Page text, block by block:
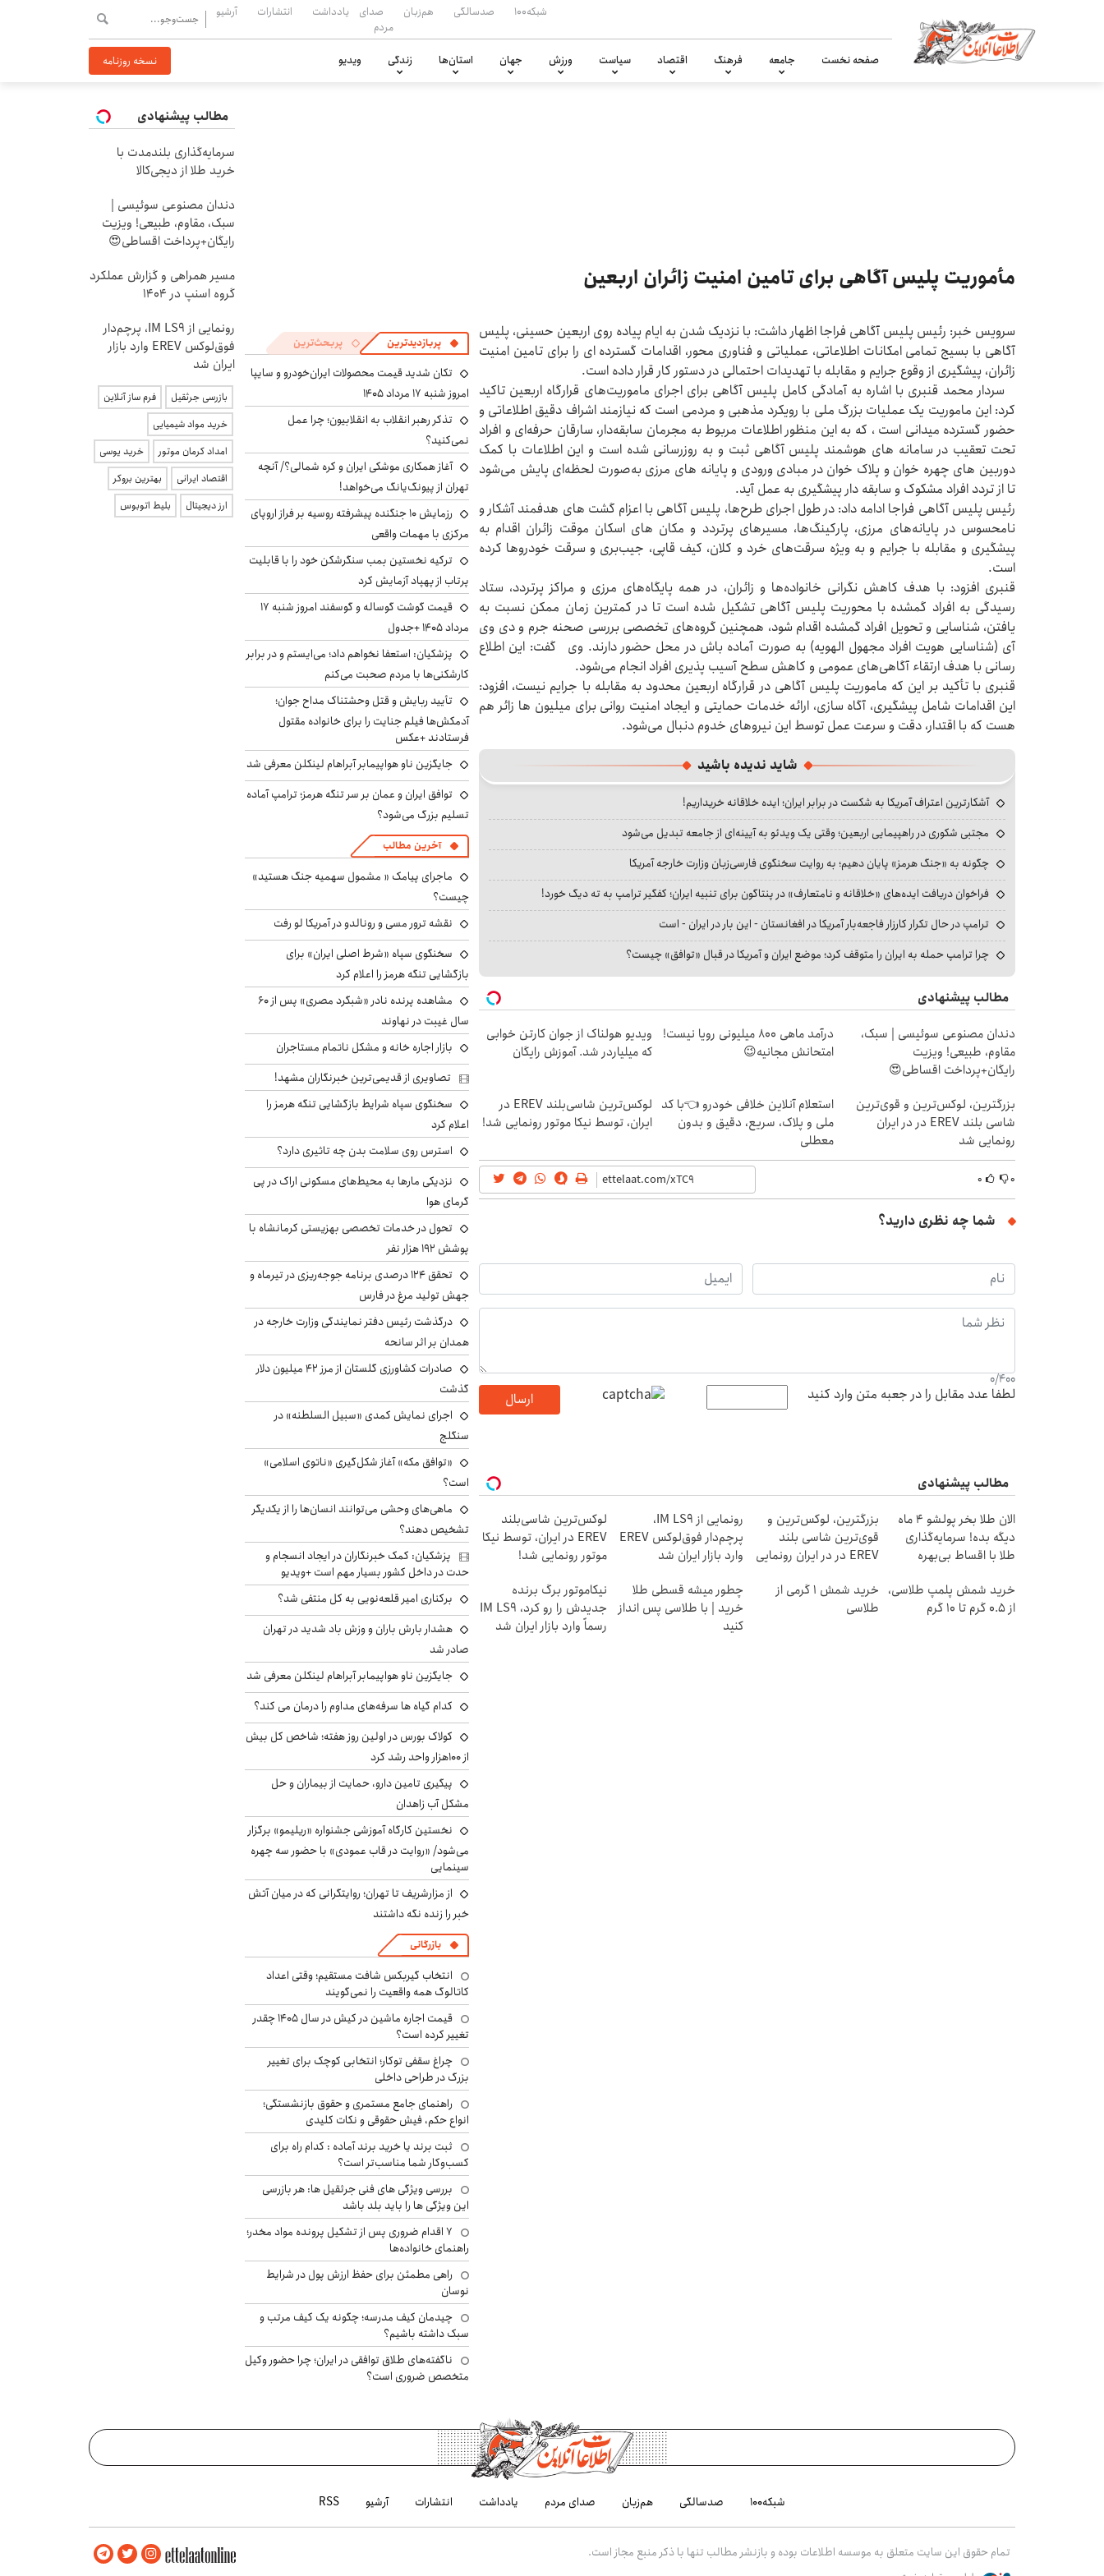
شبکه۱۰۰ صدسالگی هم‌زبان
صدای
مردم
یادداشت انتشارات آرشیو
صفحه نخست جامعه فرهنگ اقتصاد سیاست ورزش جهان استان‌ها زندگی ویدیو نسخه روزنامه
مأموریت پلیس آگاهی برای تامین امنیت زائران اربعین
سرویس خبر: رئیس پلیس آگاهی فراجا اظهار داشت: با نزدیک شدن به ایام پیاده روی اربعین حسینی، پلیس
آگاهی با بسیج تمامی امکانات اطلاعاتی، عملیاتی و فناوری محور، اقدامات گسترده ای را برای تامین امنیت
زائران، پیشگیری از وقوع جرایم و مقابله با تهدیدات احتمالی در دستور کار قرار داده است.
سردار محمد قنبری با اشاره به آمادگی کامل پلیس آگاهی برای اجرای ماموریت‌های قرارگاه اربعین تاکید
کرد: این ماموریت یک عملیات بزرگ ملی با رویکرد مذهبی و مردمی است که نیازمند اشراف دقیق اطلاعاتی و
حضور گسترده میدانی است ، که به این منظور اطلاعات مربوط به مجرمان سابقه‌دار، سارقان حرفه‌ای و افراد
تحت تعقیب در سامانه های هوشمند پلیس آگاهی ثبت و به روزرسانی شده است و این اطلاعات با کمک
دوربین های چهره خوان و پلاک خوان در مبادی ورودی و پایانه های مرزی به‌صورت لحظه‌ای پایش می‌شود
تا از تردد افراد مشکوک و سابقه دار پیشگیری به عمل آید.
رئیس پلیس آگاهی فراجا ادامه داد: در طول اجرای طرح‌ها، پلیس آگاهی با اعزام گشت های هدفمند آشکار و
نامحسوس در پایانه‌های مرزی، پارکینگ‌ها، مسیرهای پرتردد و مکان های اسکان موقت زائران اقدام به
پیشگیری و مقابله با جرایم و به ویژه سرقت‌های خرد و کلان، کیف قاپی، جیب‌بری و سرقت خودروها کرده
است.
قنبری افزود: با هدف کاهش نگرانی خانواده‌ها و زائران، در همه پایگاه‌های مرزی و مراکز پرتردد، ستاد
رسیدگی به افراد گمشده با محوریت پلیس آگاهی تشکیل شده است تا در کمترین زمان ممکن نسبت به
یافتن، شناسایی و تحویل افراد گمشده اقدام شود، همچنین گروه‌های تخصصی بررسی صحنه جرم و دی وی
آی (شناسایی هویت افراد مجهول الهویه) به صورت آماده باش در محل حضور دارند. وی گفت: این اطلاع
رسانی با هدف ارتقاء آگاهی‌های عمومی و کاهش سطح آسیب پذیری افراد انجام می‌شود.
قنبری با تأکید بر این که ماموریت پلیس آگاهی در قرارگاه اربعین محدود به مقابله با جرایم نیست، افزود:
این اقدامات شامل پیشگیری، آگاه سازی، ارائه خدمات حمایتی و ایجاد امنیت روانی برای میلیون ها زائر هم
هست که با اقتدار، دقت و سرعت عمل توسط این نیروهای خدوم دنبال می‌شود.
شاید ندیده باشید
آشکارترین اعتراف آمریکا به شکست در برابر ایران؛ ایده خلاقانه خریداریم!
مجتبی شکوری در راهپیمایی اربعین؛ وقتی یک ویدئو به آیینه‌ای از جامعه تبدیل می‌شود
چگونه به «جنگ هرمز» پایان دهیم؛ به روایت سخنگوی فارسی‌زبان وزارت خارجه آمریکا
فراخوان دریافت ایده‌های «خلاقانه و نامتعارف» در پنتاگون برای تنبیه ایران؛ کفگیر ترامپ به ته دیگ خورد!
ترامپ در حال تکرار کارزار فاجعه‌بار آمریکا در افغانستان - این بار در ایران - است
چرا ترامپ حمله به ایران را متوقف کرد؛ موضع ایران و آمریکا در قبال «توافق» چیست؟
مطالب پیشنهادی
دندان مصنوعی سوئیسی | سبک،
مقاوم، طبیعی! ویزیت
رایگان+پرداخت اقساطی😍
درآمد ماهی 800 میلیونی رویا نیست!
امتحانش مجانیه😉
ویدیو هولناک از جوان کارتن خوابی
که میلیاردر شد. آموزش رایگان
بزرگترین، لوکس‌ترین و قوی‌ترین
شاسی بلند EREV در در ایران
رونمایی شد
استعلام آنلاین خلافی خودرو 👈با کد
ملی و پلاک، سریع، دقیق و بدون
معطلی
لوکس‌ترین شاسی‌بلند EREV در
ایران، توسط نیکا موتور رونمایی شد!
۰ ۰
شما چه نظری دارید؟
0/400
لطفا عدد مقابل را در جعبه متن وارد کنید ارسال
مطالب پیشنهادی
الان طلا بخر پولشو 4 ماه
دیگه بده! سرمایه‌گذاری
طلا با اقساط بی‌بهره
بزرگترین، لوکس‌ترین و
قوی‌ترین شاسی بلند
EREV در در ایران رونمایی
رونمایی از IM LS9،
پرچم‌دار فوق‌لوکس EREV
وارد بازار ایران شد
لوکس‌ترین شاسی‌بلند
EREV در ایران، توسط نیکا
موتور رونمایی شد!
خرید شمش پلمپ طلاسی،
از ۰.۵ گرم تا ۱۰ گرم
خرید شمش 1 گرمی از
طلاسی
چطور میشه قسطی طلا
خرید | با طلاسی پس انداز
کنید
نیکاموتور برگ برنده
جدیدش را رو کرد، IM LS9
رسماً وارد بازار ایران شد
پربازدیدترین پربحث‌ترین
تکان شدید قیمت محصولات ایران‌خودرو و سایپا
امروز شنبه ۱۷ مرداد ۱۴۰۵
تذکر رهبر انقلاب به انقلابیون؛ چرا عمل
نمی‌کنید؟
آغاز همکاری موشکی ایران و کره شمالی؟/ آنچه
تهران از پیونگ‌یانگ می‌خواهد!
رزمایش ۱۰ جنگنده پیشرفته روسیه بر فراز اروپای
مرکزی با مهمات واقعی
ترکیه نخستین بمب سنگرشکن خود را با قابلیت
پرتاب از پهپاد آزمایش کرد
قیمت گوشت گوساله و گوسفند امروز شنبه ۱۷
مرداد ۱۴۰۵ +جدول
پزشکیان: استعفا نخواهم داد؛ می‌ایستم و در برابر
کارشکنی‌ها با مردم صحبت می‌کنم
تأیید ربایش و قتل وحشتناک مداح جوان؛
آدمکش‌ها فیلم جنایت را برای خانواده مقتول
فرستادند +عکس
جایگزین ناو هواپیمابر آبراهام لینکلن معرفی شد
توافق ایران و عمان بر سر تنگه هرمز؛ ترامپ آماده
تسلیم بزرگ می‌شود؟
آخرین مطالب
ماجرای پیامک « مشمول سهمیه جنگ هستید»
چیست؟
نقشه ترور مسی و رونالدو در آمریکا لو رفت
سخنگوی سپاه «شرط اصلی ایران» برای
بازگشایی تنگه هرمز را اعلام کرد
مشاهده پرنده نادر «شبگرد مصری» پس از ۶۰
سال غیبت در نهاوند
بازار اجاره خانه و مشکل ناتمام مستاجران
تصاویری از قدیمی‌ترین خبرنگاران مشهد!
سخنگوی سپاه شرایط بازگشایی تنگه هرمز را
اعلام کرد
استرس روی سلامت بدن چه تاثیری دارد؟
نزدیکی مارها به محیط‌های مسکونی اراک در پی
گرمای هوا
تحول در خدمات تخصصی بهزیستی کرمانشاه با
پوشش ۱۹۲ هزار نفر
تحقق ۱۲۴ درصدی برنامه جوجه‌ریزی در تیرماه و
جهش تولید مرغ در فارس
درگذشت رئیس دفتر نمایندگی وزارت خارجه در
همدان بر اثر سانحه
صادرات کشاورزی گلستان از مرز ۴۲ میلیون دلار
گذشت
اجرای نمایش کمدی «سبیل السلطنه» در
سنگلج
«توافق مکه» آغاز شکل‌گیری «ناتوی اسلامی»
است؟
ماهی‌های وحشی می‌توانند انسان‌ها را از یکدیگر
تشخیص دهند؟
پزشکیان: کمک خبرنگاران در ایجاد انسجام و
حدت در داخل کشور بسیار مهم است +ویدیو
برکناری امیر قلعه‌نویی به کل منتفی شد؟
هشدار بارش باران و وزش باد شدید در تهران
صادر شد
جایگزین ناو هواپیمابر آبراهام لینکلن معرفی شد
کدام گیاه ها سرفه‌های مداوم را درمان می کند؟
کولاک بورس در اولین روز هفته؛ شاخص کل بیش
از ۱۰۰هزار واحد رشد کرد
پیگیری تامین دارو، حمایت از بیماران و حل
مشکل آب زاهدان
نخستین کارگاه آموزشی جشنواره «ریلیمو» برگزار
می‌شود/ «روایت در قاب عمودی» با حضور سه چهره
سینمایی
از مزارشریف تا تهران؛ روایتگرانی که در میان آتش
خبر را زنده نگه داشتند
بازرگانی
انتخاب گیربکس شافت مستقیم؛ وقتی اعداد
کاتالوگ همه واقعیت را نمی‌گویند
قیمت اجاره ماشین در کیش در سال ۱۴۰۵ چقدر
تغییر کرده است؟
چراغ سقفی توکار؛ انتخابی کوچک برای تغییر
بزرگ در طراحی داخلی
راهنمای جامع مستمری و حقوق بازنشستگی؛
انواع حکم، فیش حقوقی و نکات کلیدی
ثبت برند یا خرید برند آماده : کدام راه برای
کسب‌وکار شما مناسب‌تر است؟
بررسی ویژگی های فنی جرثقیل ها: هر بازرسی
این ویژگی ها را باید بلد باشد
۷ اقدام ضروری پس از تشکیل پرونده مواد مخدر؛
راهنمای خانواده‌ها
راهی مطمئن برای حفظ ارزش پول در شرایط
نوسان
چیدمان کیف مدرسه؛ چگونه یک کیف مرتب و
سبک داشته باشیم؟
ناگفته‌های طلاق توافقی در ایران؛ چرا حضور وکیل
متخصص ضروری است؟
مطالب پیشنهادی
سرمایه‌گذاری بلندمدت با
خرید طلا از دیجی‌کالا
دندان مصنوعی سوئیسی |
سبک، مقاوم، طبیعی! ویزیت
رایگان+پرداخت اقساطی😍
مسیر همراهی و گزارش عملکرد
گروه اسنپ در ۱۴۰۴
رونمایی از IM LS9، پرچم‌دار
فوق‌لوکس EREV وارد بازار
ایران شد
بازرسی جرثقیل
فرم ساز آنلاین
خرید مواد شیمیایی
امداد کرمان موتور
خرید یوسی
اقتصاد ایرانی
بهترین بروکر
ارز دیجیتال
بلیط اتوبوس
شبکه۱۰۰ صدسالگی هم‌زبان صدای مردم یادداشت انتشارات آرشیو RSS
تمام حقوق این سایت متعلق به موسسه اطلاعات بوده و بازنشر مطالب تنها با ذکر منبع مجاز است.